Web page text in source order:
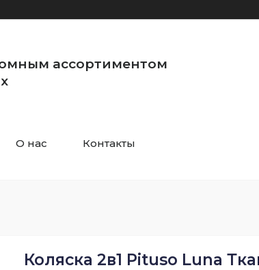
ассортиментом
О нас Контакты
Коляска 2в1 Pituso Luna